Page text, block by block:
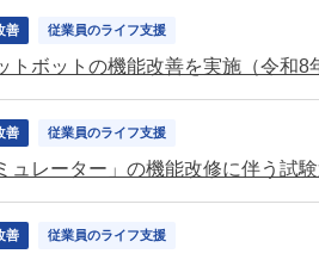
善 従業員のライフ支援
トボットの機能改善を実施（令和8
善 従業員のライフ支援
ュレーター」の機能改修に伴う試
善 従業員のライフ支援